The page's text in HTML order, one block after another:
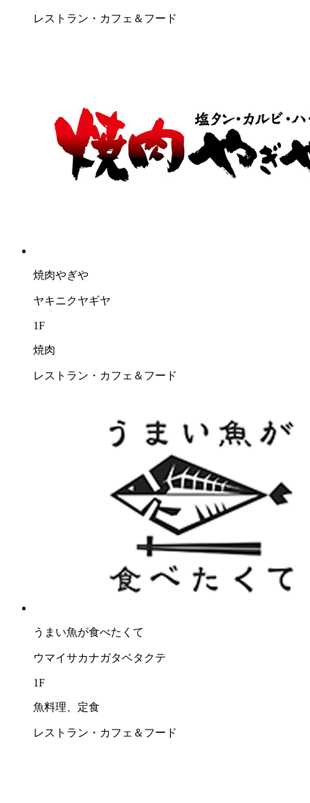
レストラン・カフェ＆フード
焼肉やぎや
ヤキニクヤギヤ
1F
焼肉
レストラン・カフェ＆フード
うまい⿂が⾷べたくて
ウマイサカナガタベタクテ
1F
魚料理、定食
レストラン・カフェ＆フード